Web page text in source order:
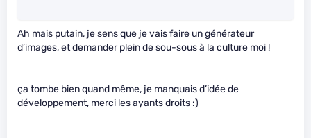
Ah mais putain, je sens que je vais faire un générateur
d’images, et demander plein de sou-sous à la culture moi !
ça tombe bien quand même, je manquais d’idée de
développement, merci les ayants droits :)